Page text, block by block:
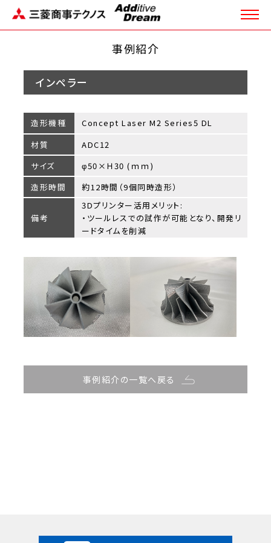
事例紹介
インペラー
造形機種
Concept Laser M2 Series5 DL
材質
ADC12
サイズ
φ50×Ｈ30 (ｍｍ)
造形時間
約12時間（9個同時造形）
備考
3Dプリンター活用メリット:
・ツールレスでの試作が可能となり、開発リ
ードタイムを削減
事例紹介の一覧へ戻る